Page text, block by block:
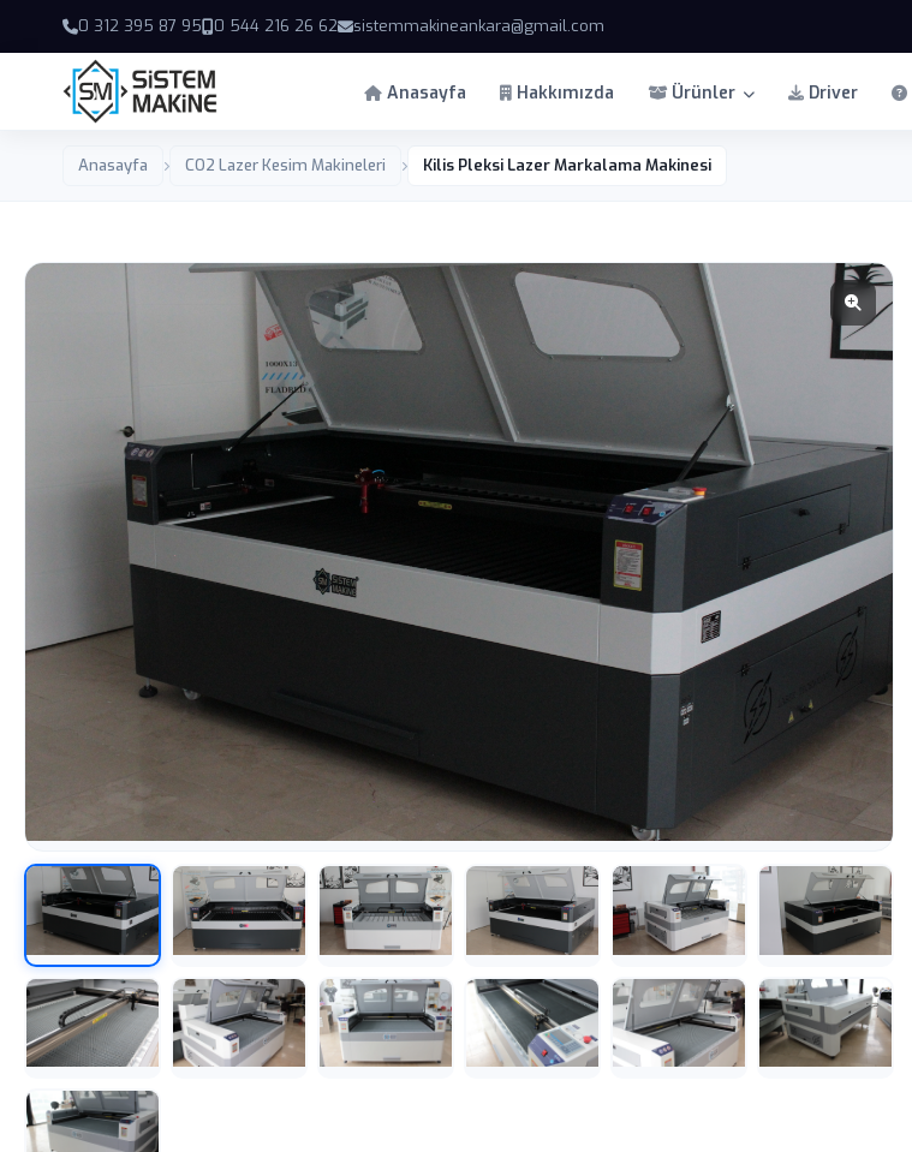
0 312 395 87 95 0 544 216 26 62 sistemmakineankara@gmail.com
Anasayfa Hakkımızda Ürünler Driver
Anasayfa CO2 Lazer Kesim Makineleri Kilis Pleksi Lazer Markalama Makinesi